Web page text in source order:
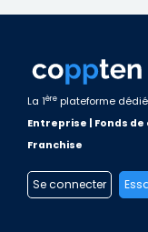
La 1ère plateforme
Entreprise | Fonds
Franchise
Se connecter